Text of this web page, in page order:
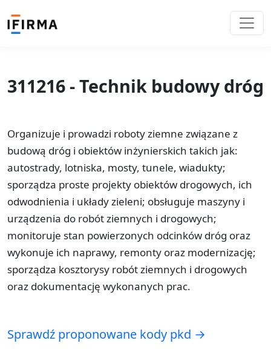
311216 - Technik budowy dróg
Organizuje i prowadzi roboty ziemne związane z
budową dróg i obiektów inżynierskich takich jak:
autostrady, lotniska, mosty, tunele, wiadukty;
sporządza proste projekty obiektów drogowych, ich
odwodnienia i układy zieleni; obsługuje maszyny i
urządzenia do robót ziemnych i drogowych;
monitoruje stan powierzonych odcinków dróg oraz
wykonuje ich naprawy, remonty oraz modernizację;
sporządza kosztorysy robót ziemnych i drogowych
oraz dokumentację wykonanych prac.
Sprawdź proponowane kody pkd →